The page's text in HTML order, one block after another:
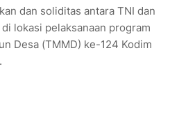
dan soliditas antara TNI dan
lokasi pelaksanaan program
Desa (TMMD) ke-124 Kodim